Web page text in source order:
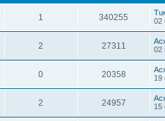
1 340255
02
2 27311
02
0 20358
19
2 24957
15